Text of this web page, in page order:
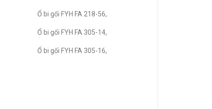
Ổ bi gối FYH FA 218-56,
Ổ bi gối FYH FA 305-14,
Ổ bi gối FYH FA 305-16,